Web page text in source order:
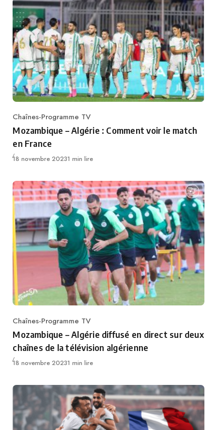
Category
Chaînes-Programme TV
Mozambique – Algérie : Comment voir le match
en France
Publié
18 novembre 20231 min lire
Category
Chaînes-Programme TV
Mozambique – Algérie diffusé en direct sur deux
chaînes de la télévision algérienne
Publié
18 novembre 20231 min lire